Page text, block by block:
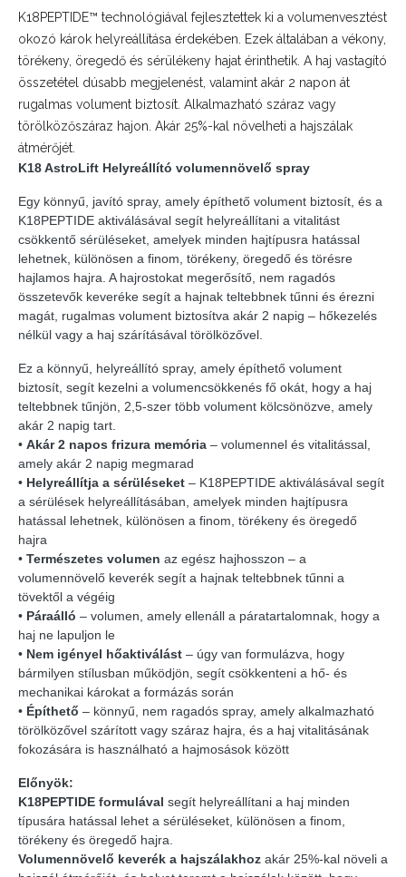
K18PEPTIDE™ technológiával fejlesztettek ki a volumenvesztést
okozó károk helyreállítása érdekében. Ezek általában a vékony,
törékeny, öregedő és sérülékeny hajat érinthetik. A haj vastagító
összetétel dúsabb megjelenést, valamint akár 2 napon át
rugalmas volument biztosít. Alkalmazható száraz vagy
törölközőszáraz hajon. Akár 25%-kal növelheti a hajszálak
átmérőjét.
K18 AstroLift Helyreállító volumennövelő spray
Egy könnyű, javító spray, amely építhető volument biztosít, és a
K18PEPTIDE aktiválásával segít helyreállítani a vitalitást
csökkentő sérüléseket, amelyek minden hajtípusra hatással
lehetnek, különösen a finom, törékeny, öregedő és törésre
hajlamos hajra. A hajrostokat megerősítő, nem ragadós
összetevők keveréke segít a hajnak teltebbnek tűnni és érezni
magát, rugalmas volument biztosítva akár 2 napig – hőkezelés
nélkül vagy a haj szárításával törölközővel.
Ez a könnyű, helyreállító spray, amely építhető volument
biztosít, segít kezelni a volumencsökkenés fő okát, hogy a haj
teltebbnek tűnjön, 2,5-szer több volument kölcsönözve, amely
akár 2 napig tart.
• Akár 2 napos frizura memória – volumennel és vitalitással,
amely akár 2 napig megmarad
• Helyreállítja a sérüléseket – K18PEPTIDE aktiválásával segít
a sérülések helyreállításában, amelyek minden hajtípusra
hatással lehetnek, különösen a finom, törékeny és öregedő
hajra
• Természetes volumen az egész hajhosszon – a
volumennövelő keverék segít a hajnak teltebbnek tűnni a
tövektől a végéig
• Páraálló – volumen, amely ellenáll a páratartalomnak, hogy a
haj ne lapuljon le
• Nem igényel hőaktiválást – úgy van formulázva, hogy
bármilyen stílusban működjön, segít csökkenteni a hő- és
mechanikai károkat a formázás során
• Építhető – könnyű, nem ragadós spray, amely alkalmazható
törölközővel szárított vagy száraz hajra, és a haj vitalitásának
fokozására is használható a hajmosások között
Előnyök:
K18PEPTIDE formulával segít helyreállítani a haj minden
típusára hatással lehet a sérüléseket, különösen a finom,
törékeny és öregedő hajra.
Volumennövelő keverék a hajszálakhoz akár 25%-kal növeli a